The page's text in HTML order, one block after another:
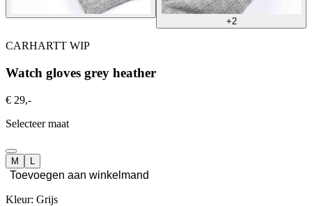
+2
CARHARTT WIP
Watch gloves grey heather
€ 29,-
Selecteer maat
M L
Toevoegen aan winkelmand
Kleur: Grijs